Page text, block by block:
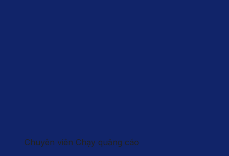
Chuyên viên Chạy quảng cáo